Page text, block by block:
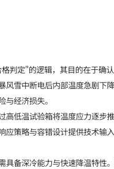
判定"的逻辑，其目的在于确
风雪中断电后内部温度急剧
经济损失。
高低温试验箱将温度应力逐
策略与容错设计提供技术输入
具备深冷能力与快速降温特